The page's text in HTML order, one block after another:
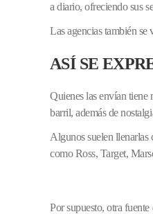
a diario, ofreciendo sus
Las agencias también se
ASÍ SE
Quienes las envían tiene
barril, además de
Algunos suelen llenarlas
como Ross, Target,
Por supuesto, otra